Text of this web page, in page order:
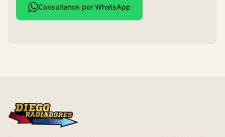
Consultanos por WhatsApp